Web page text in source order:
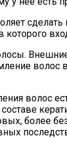
волос
более